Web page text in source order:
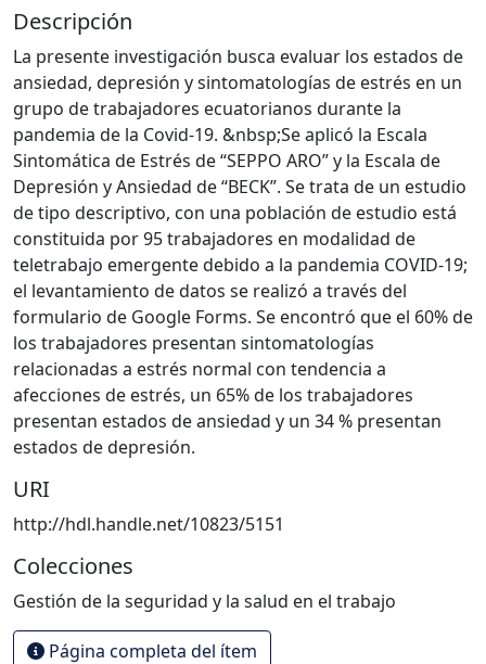
Descripción
La presente investigación busca evaluar los estados de
ansiedad, depresión y sintomatologías de estrés en un
grupo de trabajadores ecuatorianos durante la
pandemia de la Covid-19. &nbsp;Se aplicó la Escala
Sintomática de Estrés de “SEPPO ARO” y la Escala de
Depresión y Ansiedad de “BECK”. Se trata de un estudio
de tipo descriptivo, con una población de estudio está
constituida por 95 trabajadores en modalidad de
teletrabajo emergente debido a la pandemia COVID-19;
el levantamiento de datos se realizó a través del
formulario de Google Forms. Se encontró que el 60% de
los trabajadores presentan sintomatologías
relacionadas a estrés normal con tendencia a
afecciones de estrés, un 65% de los trabajadores
presentan estados de ansiedad y un 34 % presentan
estados de depresión.
URI
http://hdl.handle.net/10823/5151
Colecciones
Gestión de la seguridad y la salud en el trabajo
Página completa del ítem